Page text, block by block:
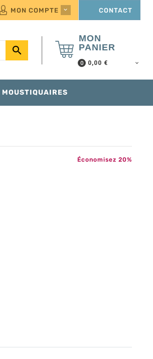
MON COMPTE  CONTACT

MON
PANIER
0 0,00 €
MOUSTIQUAIRES
Économisez 20%